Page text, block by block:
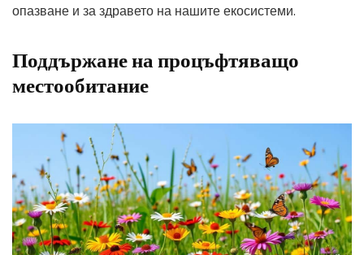
опазване и за здравето на нашите екосистеми.
Поддържане на процъфтяващо
местообитание